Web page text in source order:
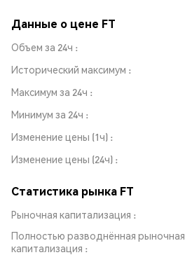
Данные о цене FT
Объем за 24ч
Исторический максимум
Максимум за 24ч
Минимум за 24ч
Изменение цены (1ч)
Изменение цены (24ч)
Статистика рынка FT
Рыночная капитализация
Полностью разводнённая рыночная
капитализация